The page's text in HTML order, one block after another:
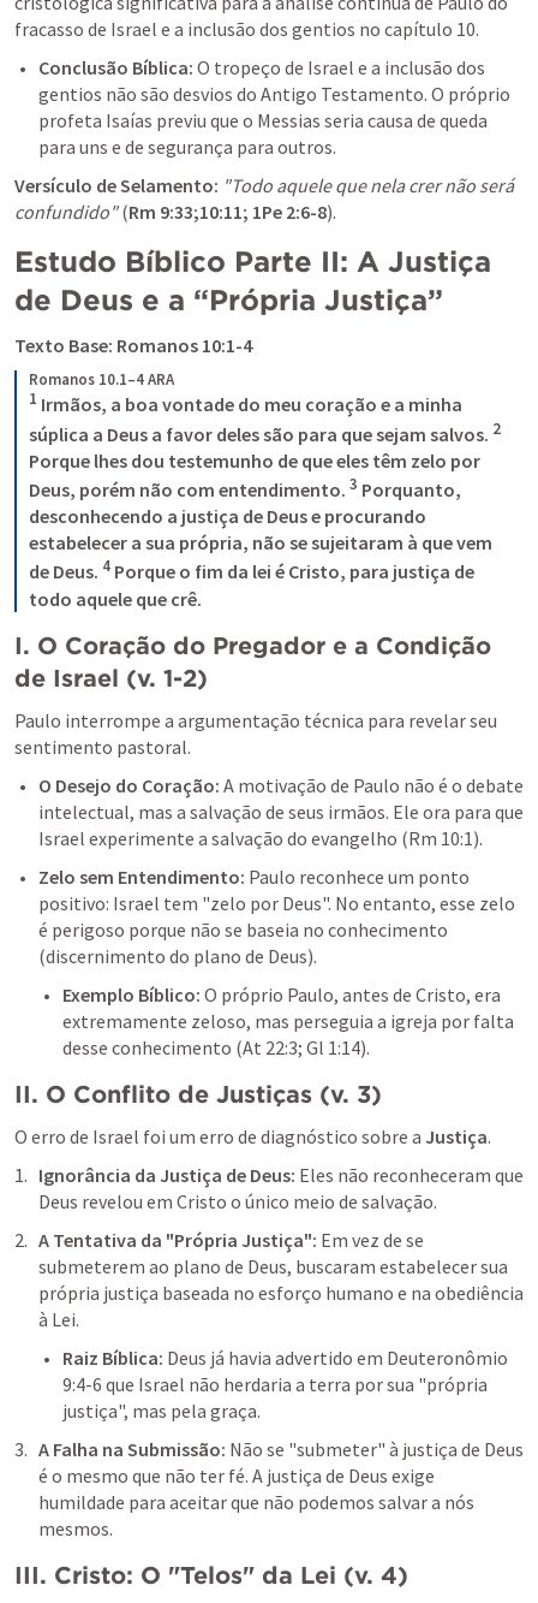
fracasso de Israel e a inclusão dos gentios no capítulo 10.
Conclusão Bíblica: O tropeço de Israel e a inclusão dos
gentios não são desvios do Antigo Testamento. O próprio
profeta Isaías previu que o Messias seria causa de queda
para uns e de segurança para outros.
Versículo de Selamento: "Todo aquele que nela crer não será
confundido" (Rm 9:33;10:11; 1Pe 2:6-8).
Estudo Bíblico Parte II: A Justiça
de Deus e a “Própria Justiça”
Texto Base: Romanos 10:1-4
Romanos 10.1–4 ARA
1 Irmãos, a boa vontade do meu coração e a minha
súplica a Deus a favor deles são para que sejam salvos. 2
Porque lhes dou testemunho de que eles têm zelo por
Deus, porém não com entendimento. 3 Porquanto,
desconhecendo a justiça de Deus e procurando
estabelecer a sua própria, não se sujeitaram à que vem
de Deus. 4 Porque o fim da lei é Cristo, para justiça de
todo aquele que crê.
I. O Coração do Pregador e a Condição
de Israel (v. 1-2)
Paulo interrompe a argumentação técnica para revelar seu
sentimento pastoral.
O Desejo do Coração: A motivação de Paulo não é o debate
intelectual, mas a salvação de seus irmãos. Ele ora para que
Israel experimente a salvação do evangelho (Rm 10:1).
Zelo sem Entendimento: Paulo reconhece um ponto
positivo: Israel tem "zelo por Deus". No entanto, esse zelo
é perigoso porque não se baseia no conhecimento
(discernimento do plano de Deus).
Exemplo Bíblico: O próprio Paulo, antes de Cristo, era
extremamente zeloso, mas perseguia a igreja por falta
desse conhecimento (At 22:3; Gl 1:14).
II. O Conflito de Justiças (v. 3)
O erro de Israel foi um erro de diagnóstico sobre a Justiça.
Ignorância da Justiça de Deus: Eles não reconheceram que
Deus revelou em Cristo o único meio de salvação.
A Tentativa da "Própria Justiça": Em vez de se
submeterem ao plano de Deus, buscaram estabelecer sua
própria justiça baseada no esforço humano e na obediência
à Lei.
Raiz Bíblica: Deus já havia advertido em Deuteronômio
9:4-6 que Israel não herdaria a terra por sua "própria
justiça", mas pela graça.
A Falha na Submissão: Não se "submeter" à justiça de Deus
é o mesmo que não ter fé. A justiça de Deus exige
humildade para aceitar que não podemos salvar a nós
mesmos.
III. Cristo: O "Telos" da Lei (v. 4)